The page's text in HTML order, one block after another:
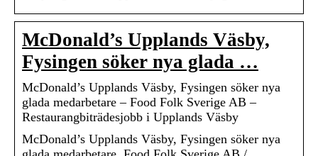
McDonald’s Upplands Väsby,
Fysingen söker nya glada …
McDonald’s Upplands Väsby, Fysingen söker nya
glada medarbetare – Food Folk Sverige AB –
Restaurangbiträdesjobb i Upplands Väsby
McDonald’s Upplands Väsby, Fysingen söker nya